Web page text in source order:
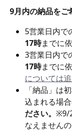
9月内の納品をご
5営業日内で
17時までに
3営業日内で
17時までに
については
「納品」は
込まれる場合
ださい。 ※9/
なえません